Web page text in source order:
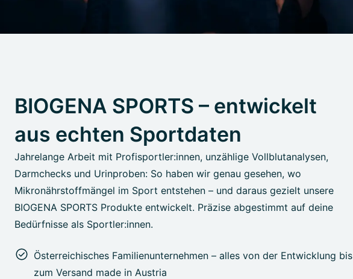
BIOGENA SPORTS – entwickelt
aus echten Sportdaten
Jahrelange Arbeit mit Profisportler:innen, unzählige Vollblutanalysen,
Darmchecks und Urinproben: So haben wir genau gesehen, wo
Mikronährstoffmängel im Sport entstehen – und daraus gezielt unsere
BIOGENA SPORTS Produkte entwickelt. Präzise abgestimmt auf deine
Bedürfnisse als Sportler:innen.
Österreichisches Familienunternehmen – alles von der Entwicklung bis
zum Versand made in Austria